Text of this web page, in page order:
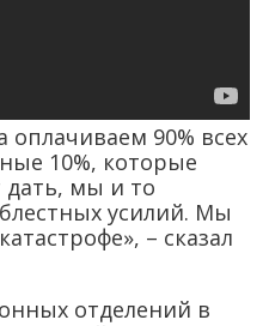
90% всех
10%, которые
дать, мы и то
усилий. Мы
– сказал
отделений в